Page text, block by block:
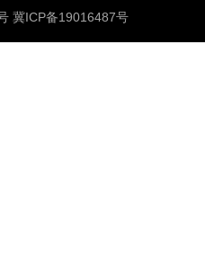
冀ICP备19016487号